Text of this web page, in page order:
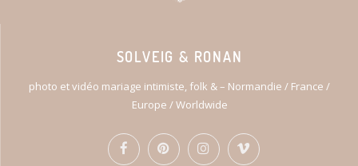
SOLVEIG & RONAN
photo et vidéo mariage intimiste, folk & – Normandie / France /
Europe / Worldwide